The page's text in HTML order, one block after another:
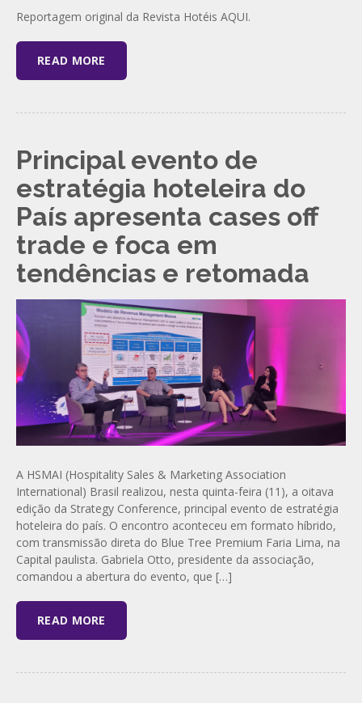
Reportagem original da Revista Hotéis AQUI.
READ MORE
Principal evento de
estratégia hoteleira do
País apresenta cases off
trade e foca em
tendências e retomada
A HSMAI (Hospitality Sales & Marketing Association
International) Brasil realizou, nesta quinta-feira (11), a oitava
edição da Strategy Conference, principal evento de estratégia
hoteleira do país. O encontro aconteceu em formato híbrido,
com transmissão direta do Blue Tree Premium Faria Lima, na
Capital paulista. Gabriela Otto, presidente da associação,
comandou a abertura do evento, que […]
READ MORE